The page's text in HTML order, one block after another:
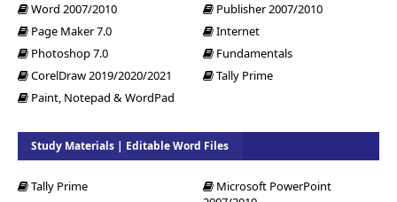
Word 2007/2010
Publisher 2007/2010
Page Maker 7.0
Internet
Photoshop 7.0
Fundamentals
CorelDraw 2019/2020/2021
Tally Prime
Paint, Notepad & WordPad
Study Materials | Editable Word Files
Tally Prime
Microsoft PowerPoint